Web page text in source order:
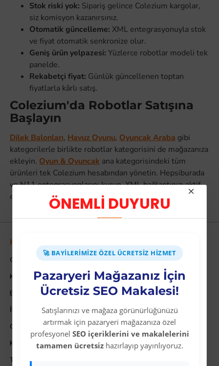
ÖNEMLİ DUYURU
🚀 BAYILERIMIZE ÖZEL ÜCRETSIZ HIZMET
Pazaryeri Mağazanız İçin
Ücretsiz SEO Makalesi!
Satışlarınızı ve mağaza görünürlüğünüzü
artırmak için pazaryeri mağazanıza özel
profesyonel SEO içeriklerini ve makalelerini
tamamen ücretsizhazırlayıp yayınlıyoruz.
Stok riski yok: Sipariş gelince Colezium kargolar,
siz komisyon kazanırsınız.
Otomatik güncelleme: XML entegrasyonuyla stok
ve fiyat otomatik senkronize olur.
Geniş ürün yelpazesi: Yüzlerce robotlar modeli tek
panelde.
Rekabetçi fiyat: Günlük güncellenen toptan
fiyatlarla kârlı satış.
Colezium'da Robotlar Satışına
Başlayın
Dilek Balonları, Havuz Oyunu, Oyuncak Araba gibi
kategorilerle birlikte robotlar kategorisini de mağazanıza
ekleyin. Oyun & Oyuncak ana kategorisindeki tüm
ürünleri tek Colezium hesabından yönetin. Hepsiburada
ve N11 entegrasyonlarını kurun, XML bağlantınızı aktif
edin ve bugün satışa başlayın.
Kurumsal
Colezium Hakkında
Kurumsal Bilgiler
Banka Hesab Bilgileri
İletişim
Gizlilik Politikası
Kullanıcı Sözleşmesi
Teslimat Bilgileri